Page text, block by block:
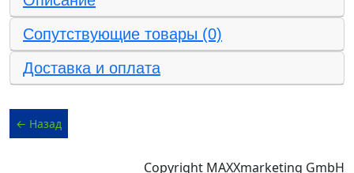
Сопутствующие товары (0)
Доставка и оплата
Copyright MAXXmarketing GmbH